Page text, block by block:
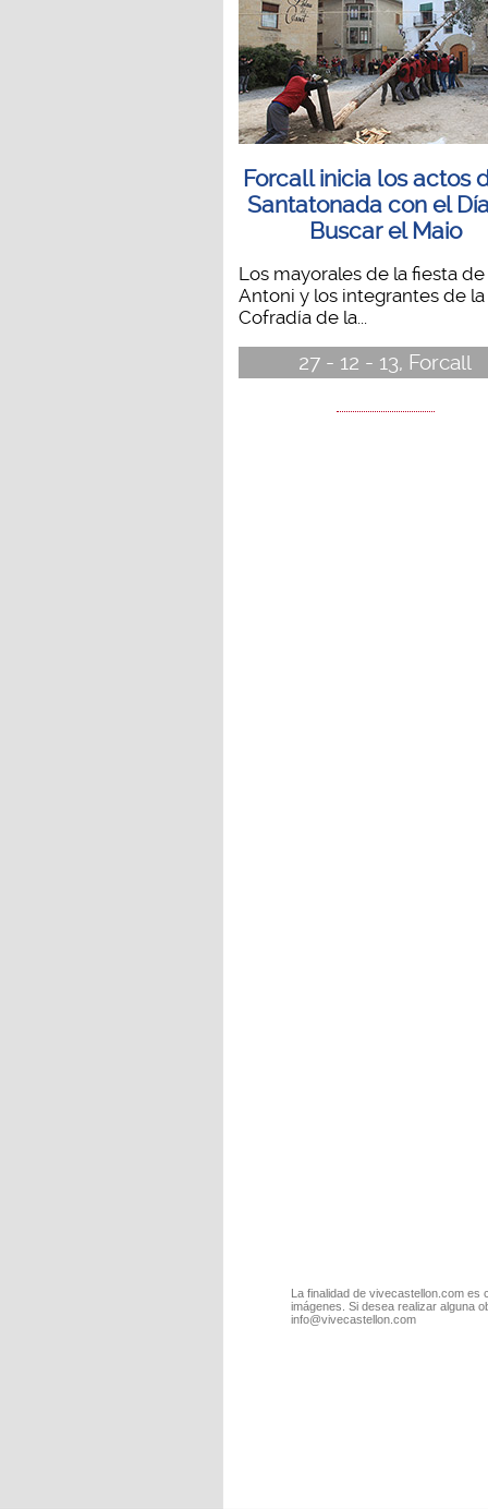
Forcall inicia los actos
Santatonada con el
Buscar el Maio
Los mayorales de la fiesta de
Antoni y los integrantes de la
Cofradía de la...
27 - 12 - 13, Forcall
La finalidad de vivecastellon.com
imágenes. Si desea realizar alguna
info@vivecastellon.com